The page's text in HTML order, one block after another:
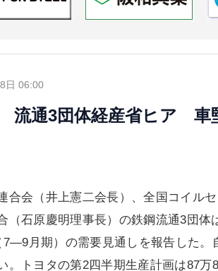
日 06:00
通3団体経産省ヒア 車
合会（井上憲二会長）、全国コイル
（石原慶明理事長）の鉄鋼流通3団
月期）の需要見通しを報告した
。トヨタの第2四半期生産計画は87万